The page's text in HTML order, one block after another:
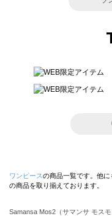
ワンピースの商品一覧です。他に
の商品を取り揃えております。
Samansa Mos2（サマンサ モス